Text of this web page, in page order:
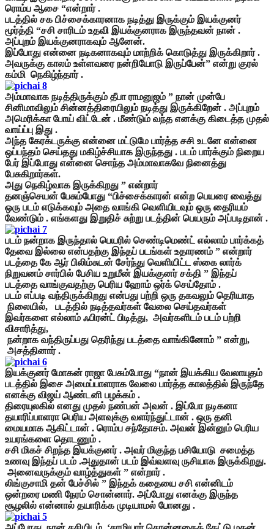
ரொம்ப ஆசை “என்றார் .
படத்தில் சக பிச்சைக்காரனாக நடித்து இருக்கும் இயக்குனர்
மூர்த்தி “சசி சாரிடம் உதவி இயக்குனராக இருந்தவன் நான் .
அப்புறம் இயக்குனராகவும் ஆனேன்.
இப்போது என்னை நடிகனாகவும் மாற்றிக் கொடுத்து இருக்கிறார் .
அவருக்கு காலம் உள்ளவரை நன்றியோடு இருப்பேன்” என்று குரல்
கம்மி நெகிழ்ந்தார் .
அம்மாவாக நடித்திருக்கும் தீபா ராமனுஜம் ” நான் முன்பே
சினிமாவிலும் சின்னத்திரையிலும் நடித்து இருக்கிறேன் . அப்புறம்
அமெரிக்கா போய் விட்டேன் . மீண்டும் வந்த எனக்கு கிடைத்த முதல்
வாய்ப்பு இது .
அந்த கேரக்டருக்கு என்னை மட்டுமே பார்த்த சசி உடனே என்னை
ஒப்பந்தம் செய்தது மகிழ்ச்சியாக இருந்தது . படம் பார்க்கும் நிறைய
பேர் இப்போது என்னை சொந்த அம்மாவாகவே நினைத்து
பேசுகிறார்கள்.
அது நெகிழ்வாக இருக்கிறது ” என்றார்
தனஞ்செயன் பேசும்போது “பிச்சைக்காரன் என்ற பெயரை வைத்து
ஒரு படம் எடுக்கவும் அதை வாங்கி வெளியிடவும் ஒரு தைரியம்
வேண்டும் . எங்களது இறுதிச் சுற்று படத்தின் பெயரும் அப்படிதான் .
படம் நன்றாக இருந்தால் பெயரில் செண்டிமெண்ட் எல்லாம் பார்க்கத்
தேவை இல்லை என்பதற்கு இந்தப் படங்கள் உதாரணம் ” என்றார்
படத்தை கே ஆர் பிலிம்சுடன் சேர்ந்து வெளியிட்ட ஸ்கை லார்க்
நிறுவனம் சார்பில் பேசிய உறுமீன் இயக்குனர் சக்தி ” இந்தப்
படத்தை வாங்குவதற்கு பெரிய ஹோம் ஒர்க் செய்தோம் .
படம் எப்படி வந்திருக்கிறது என்பது பற்றி ஒரு தகவலும் தெரியாத
நிலையில், படத்தில் நடித்தவர்கள் வேலை செய்தவர்கள்
இவர்களை எல்லாம் ஃபிரன்ட் பிடித்து, அவர்களிடம் படம் பற்றி
விசாரித்து,
நன்றாக வந்திருப்பது தெரிந்து படத்தை வாங்கினோம் ” என்று,
அசத்தினார் .
இயக்குனர் மோகன் ராஜா பேசும்போது “நான் இயக்கிய வேலாயுதம்
படத்தில் இசை அமைப்பாளராக வேலை பார்த்த காலத்தில் இருந்தே
எனக்கு விஜய் ஆண்டனி பழக்கம் .
திரையுலகில் எனது முதல் நண்பன் அவன் . இப்போ நடிகனா
தயாரிப்பாளரா பெரிய அளவுக்கு வளர்ந்துட்டான் . ஒரு தனி
மையமாக ஆகிட்டான் . ரொம்ப சந்தோசம். அவன் இன்னும் பெரிய
உயரங்களை தொடணும் .
சசி மிகச் சிறந்த இயக்குனர் . அவர் மிகுந்த பசியோடு சமைத்த
உணவு இந்தப் படம் .அதுதான் படம் இவ்வளவு ருசியாக இருக்கிறது.
அனைவருக்கும் வாழ்த்துகள் ” என்றார் .
லிங்குசாமி தன் பேச்சில் ” இந்தக் கதையை சசி என்னிடம்
ஒன்றரை மணி நேரம் சொன்னார். அப்போது எனக்கு இருந்த
சூழலில் என்னால் தயாரிக்க முடியாமல் போனது .